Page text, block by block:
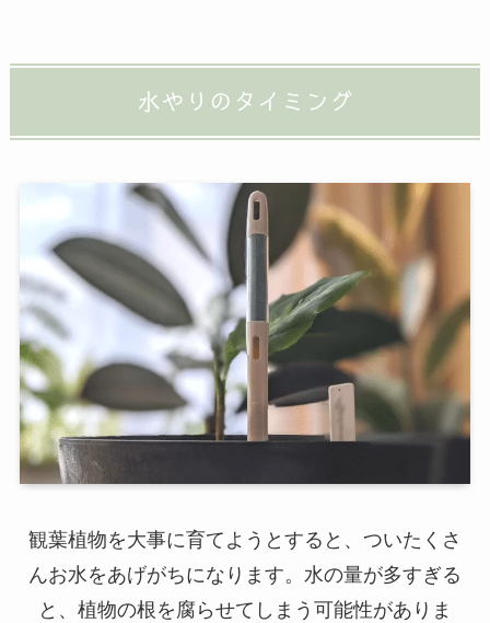
水やりのタイミング
観葉植物を大事に育てようとすると、ついたくさ
んお水をあげがちになります。水の量が多すぎる
と、植物の根を腐らせてしまう可能性がありま